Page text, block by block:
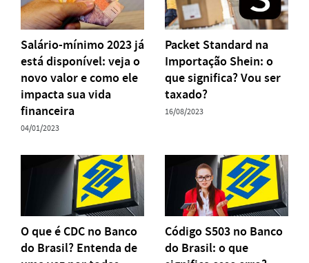
Salário-mínimo 2023 já
está disponível: veja o
novo valor e como ele
impacta sua vida
financeira
04/01/2023
Packet Standard na
Importação Shein: o
que significa? Vou ser
taxado?
16/08/2023
O que é CDC no Banco
do Brasil? Entenda de
Código S503 no Banco
do Brasil: o que